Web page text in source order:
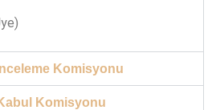
Komisyonu
Komisyonu